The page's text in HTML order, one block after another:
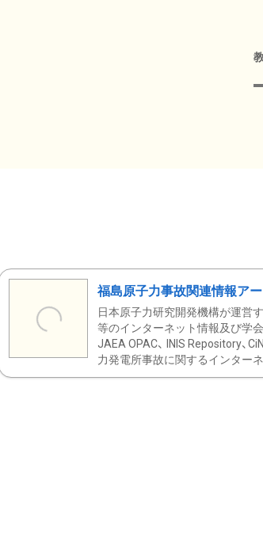
福島原子力事故関連情報ア
日本原子力研究開発機構が運営
等のインターネット情報及び学会
JAEA OPAC、 INIS Repository、
力発電所事故に関するインターネ